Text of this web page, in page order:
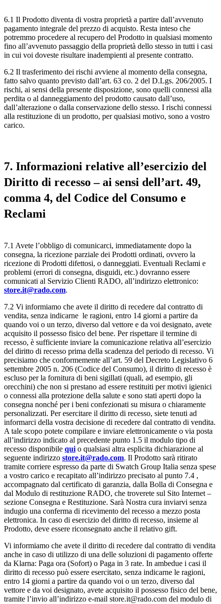
6.1 Il Prodotto diventa di vostra proprietà a partire dall’avvenuto
pagamento integrale del prezzo di acquisto. Resta inteso che
potremmo procedere al recupero del Prodotto in qualsiasi momento
fino all’avvenuto passaggio della proprietà dello stesso in tutti i casi
in cui voi doveste risultare inadempienti al presente contratto.
6.2 Il trasferimento dei rischi avviene al momento della consegna,
fatto salvo quanto previsto dall’art. 63 co. 2 del D.Lgs. 206/2005. I
rischi, ai sensi della presente disposizione, sono quelli connessi alla
perdita o al danneggiamento del prodotto causato dall’uso,
dall’alterazione o dalla conservazione dello stesso. I rischi connessi
alla restituzione di un prodotto, per qualsiasi motivo, sono a vostro
carico.
7. Informazioni relative all’esercizio del
Diritto di recesso – ai sensi dell’art. 49,
comma 4, del Codice del Consumo e
Reclami
7.1 Avete l’obbligo di comunicarci, immediatamente dopo la
consegna, la ricezione parziale dei Prodotti ordinati, ovvero la
ricezione di Prodotti difettosi, o danneggiati. Eventuali Reclami e
problemi (errori di consegna, disguidi, etc.) dovranno essere
comunicati al Servizio Clienti RADO, all’indirizzo elettronico:
store.it@rado.com.
7.2 Vi informiamo che avete il diritto di recedere dal contratto di
vendita, senza indicarne le ragioni, entro 14 giorni a partire da
quando voi o un terzo, diverso dal vettore e da voi designato, avete
acquisito il possesso fisico del bene. Per rispettare il termine di
recesso, è sufficiente inviare la comunicazione relativa all’esercizio
del diritto di recesso prima della scadenza del periodo di recesso. Vi
precisiamo che conformemente all’art. 59 del Decreto Legislativo 6
settembre 2005 n. 206 (Codice del Consumo), il diritto di recesso è
escluso per la fornitura di beni sigillati (quali, ad esempio, gli
orecchini) che non si prestano ad essere restituiti per motivi igienici
o connessi alla protezione della salute e sono stati aperti dopo la
consegna nonché per i beni confezionati su misura o chiaramente
personalizzati. Per esercitare il diritto di recesso, siete tenuti ad
informarci della vostra decisione di recedere dal contratto di vendita.
A tale scopo potete compilare e inviare elettronicamente o via posta
all’indirizzo indicato al precedente punto 1.5 il modulo tipo di
recesso disponibile qui o qualsiasi altra esplicita dichiarazione al
seguente indirizzo store.it@rado.com. Il Prodotto sarà ritirato
tramite corriere espresso da parte di Swatch Group Italia senza spese
a vostro carico e recapitato all’indirizzo precisato al punto 7.4 ,
accompagnato dal certificato di garanzia, dalla Bolla di Consegna e
dal Modulo di restituzione RADO, che troverete sul Sito Internet –
sezione Consegna e Restituzione. Sarà Nostra cura inviarvi senza
indugio una conferma di ricevimento del recesso a mezzo posta
elettronica. In caso di esercizio del diritto di recesso, insieme al
Prodotto, deve essere riconsegnato anche il relativo gift.
Vi informiamo che avete il diritto di recedere dal contratto di vendita
anche in caso di utilizzo di una delle soluzioni di pagamento offerte
da Klarna: Paga ora (Sofort) o Paga in 3 rate. In ambedue i casi il
diritto di recesso può essere esercitato, senza indicarne le ragioni,
entro 14 giorni a partire da quando voi o un terzo, diverso dal
vettore e da voi designato, avete acquisito il possesso fisico del bene,
tramite l’invio all’indirizzo e-mail store.it@rado.com del modulo di